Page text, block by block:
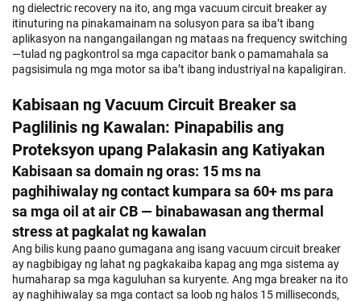
ng dielectric recovery na ito, ang mga vacuum circuit breaker ay
itinuturing na pinakamainam na solusyon para sa iba’t ibang
aplikasyon na nangangailangan ng mataas na frequency switching
—tulad ng pagkontrol sa mga capacitor bank o pamamahala sa
pagsisimula ng mga motor sa iba’t ibang industriyal na kapaligiran.
Kabisaan ng Vacuum Circuit Breaker sa
Paglilinis ng Kawalan: Pinapabilis ang
Proteksyon upang Palakasin ang Katiyakan
Kabisaan sa domain ng oras: 15 ms na
paghihiwalay ng contact kumpara sa 60+ ms para
sa mga oil at air CB — binabawasan ang thermal
stress at pagkalat ng kawalan
Ang bilis kung paano gumagana ang isang vacuum circuit breaker
ay nagbibigay ng lahat ng pagkakaiba kapag ang mga sistema ay
humaharap sa mga kaguluhan sa kuryente. Ang mga breaker na ito
ay naghihiwalay sa mga contact sa loob ng halos 15 milliseconds,